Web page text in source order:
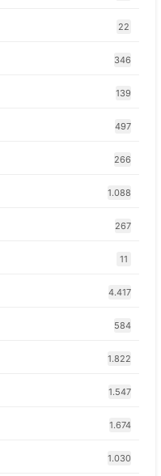
22
346
139
497
266
1.088
267
11
4.417
584
1.822
1.547
1.674
1.030